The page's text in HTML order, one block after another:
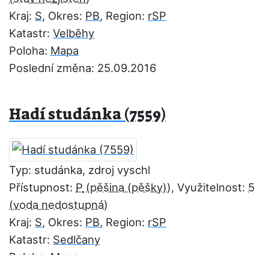
Kraj: S, Okres: PB, Region: rSP
Katastr: Velběhy
Poloha: Mapa
Poslední změna: 25.09.2016
Hadí studánka (7559)
Typ: studánka, zdroj vyschl
Přístupnost: P , Využitelnost: 5
Kraj: S, Okres: PB, Region: rSP
Katastr: Sedlčany